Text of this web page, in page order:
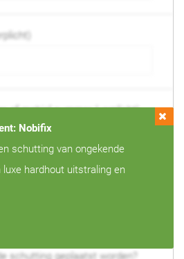
of mobiel nummer (verplicht)
schutting geplaatst worden?
Nobifix
schutting van ongekende
hardhout uitstraling en